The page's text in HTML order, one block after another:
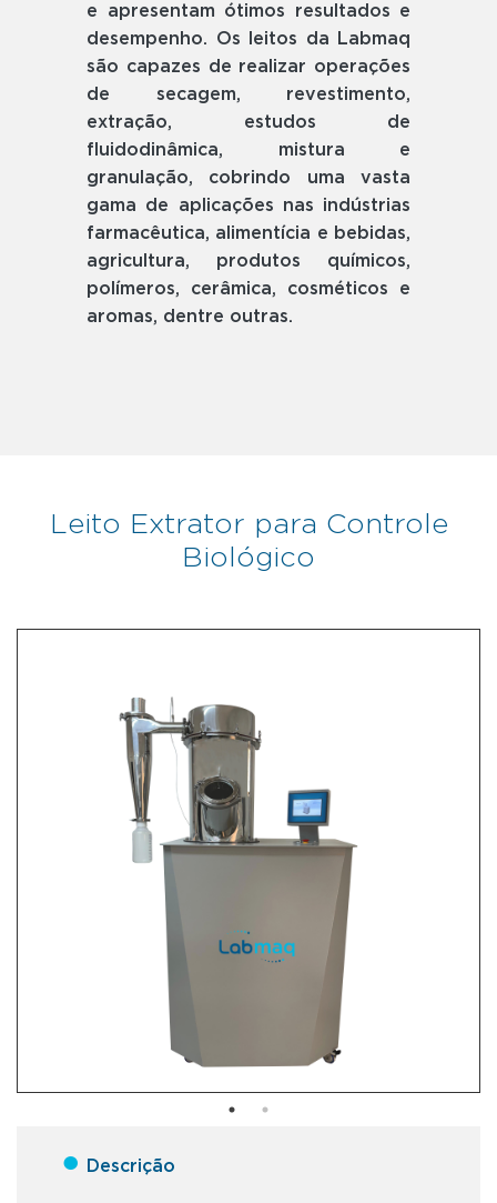
e apresentam ótimos resultados e
desempenho. Os leitos da Labmaq
são capazes de realizar operações
de secagem, revestimento,
extração, estudos de
fluidodinâmica, mistura e
granulação, cobrindo uma vasta
gama de aplicações nas indústrias
farmacêutica, alimentícia e bebidas,
agricultura, produtos químicos,
polímeros, cerâmica, cosméticos e
aromas, dentre outras.
Leito Extrator para Controle
Biológico
● Descrição